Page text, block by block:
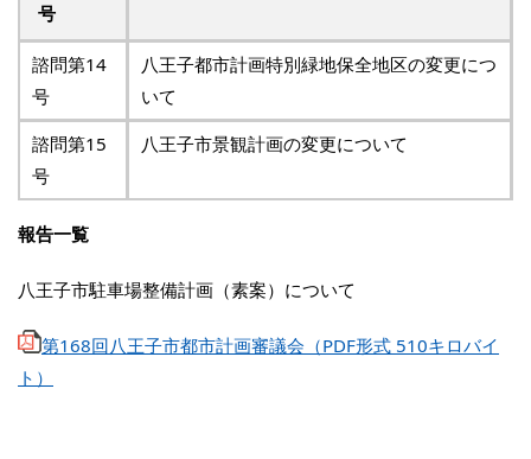
号
諮問第14
号
八王子都市計画特別緑地保全地区の変更につ
いて
諮問第15
号
八王子市景観計画の変更について
報告一覧
八王子市駐車場整備計画（素案）について
第168回八王子市都市計画審議会（PDF形式 510キロバイ
ト）